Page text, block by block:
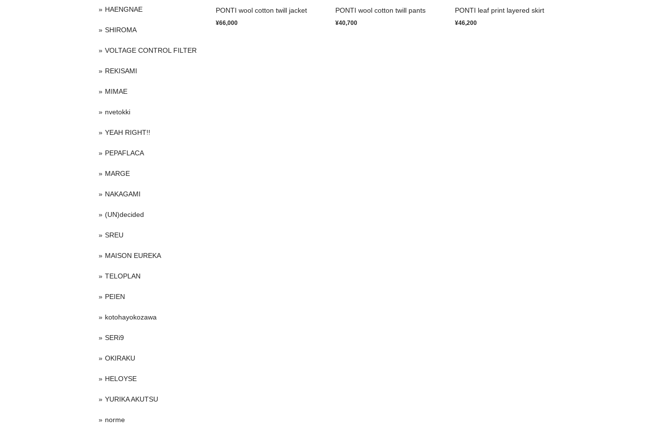
PONTI wool cotton twill jacket
¥66,000
PONTI wool cotton twill pants
¥40,700
PONTI leaf print layered skirt
¥46,200
HAENGNAE
SHIROMA
VOLTAGE CONTROL FILTER
REKISAMI
MIMAE
nvetokki
YEAH RIGHT!!
PEPAFLACA
MARGE
NAKAGAMI
(UN)decided
SREU
MAISON EUREKA
TELOPLAN
PEIEN
kotohayokozawa
SERi9
OKIRAKU
HELOYSE
YURIKA AKUTSU
norme